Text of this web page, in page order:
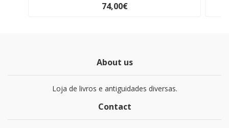
74,00€
About us
Loja de livros e antiguidades diversas.
Contact